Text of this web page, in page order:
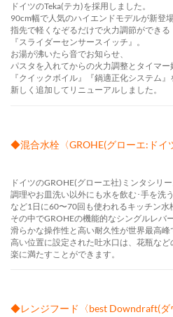
ドイツのTeka(テカ)を採用しました。
90cm幅で人気のハイエンドモデルが新登場
指先で軽くなぞるだけで火力調節ができる
『スライダーセンサースイッチ』。
お湯が沸いたら音でお知らせ、
パスタを入れてからの火力調整とタイマー
『クイックボイル』『鍋適正化システム』
新しく追加してリニューアルしました。
◆混合水栓〈GROHE(グローエ:ドイ
ドイツのGROHE(グローエ社)ミンタシリ
調理やお皿洗い以外にも水を飲む･手を洗
など1日に60〜70回も使われるキッチン水
その中でGROHEの機能的なシングルレバ
滑らかな操作性と高い耐久性が世界最高峰
高い位置に設定された吐水口は、花瓶な
楽に満たすことができます。
◆レンジフード〈best Downdraft(ダ